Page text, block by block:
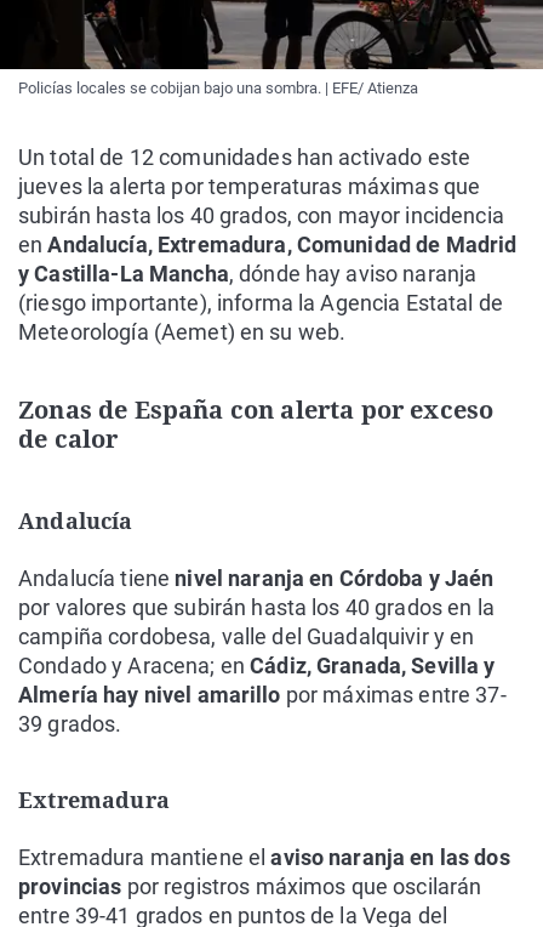
Policías locales se cobijan bajo una sombra. | EFE/ Atienza
Un total de 12 comunidades han activado este
jueves la alerta por temperaturas máximas que
subirán hasta los 40 grados, con mayor incidencia
enAndalucía, Extremadura, Comunidad de Madrid
y Castilla-La Mancha, dónde hay aviso naranja
(riesgo importante), informa la Agencia Estatal de
Meteorología (Aemet) en su web.
Zonas de España con alerta por exceso
de calor
Andalucía
Andalucía tiene nivel naranja en Córdoba y Jaén
por valores que subirán hasta los 40 grados en la
campiña cordobesa, valle del Guadalquivir y en
Condado y Aracena; enCádiz, Granada, Sevilla y
Almería hay nivel amarillo por máximas entre 37-
39 grados.
Extremadura
Extremadura mantiene elaviso naranja en las dos
provincias por registros máximos que oscilarán
entre 39-41 grados en puntos de la Vega del